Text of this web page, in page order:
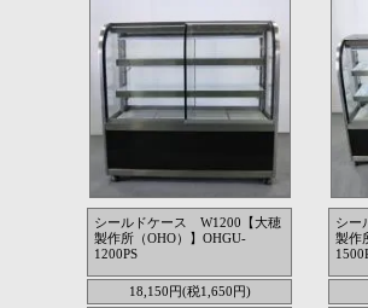
シールドケース W1200【大穂
製作所（OHO）】OHGU-
1200PS
18,150円(税1,650円)
シー
製作